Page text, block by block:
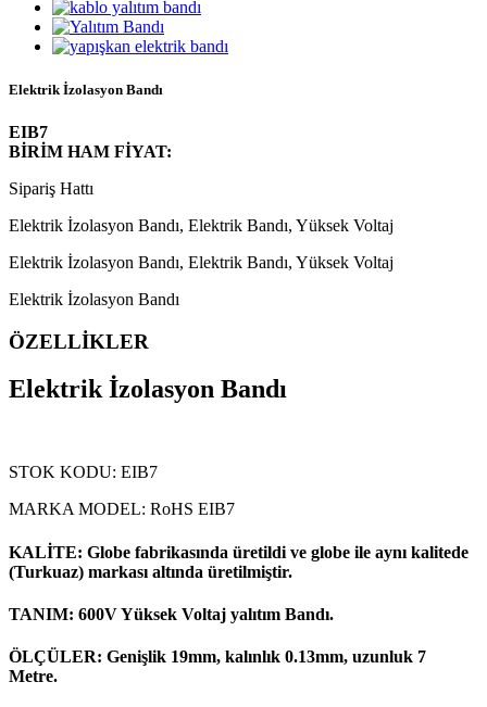
Elektrik İzolasyon Bandı
EIB7
BİRİM HAM FİYAT:
Sipariş Hattı
Elektrik İzolasyon Bandı, Elektrik Bandı, Yüksek Voltaj
Elektrik İzolasyon Bandı, Elektrik Bandı, Yüksek Voltaj
Elektrik İzolasyon Bandı
ÖZELLİKLER
Elektrik İzolasyon Bandı
STOK KODU: EIB7
MARKA MODEL: RoHS EIB7
KALİTE: Globe fabrikasında üretildi ve globe ile aynı kalitede
(Turkuaz) markası altında üretilmiştir.
TANIM: 600V Yüksek Voltaj yalıtım Bandı.
ÖLÇÜLER: Genişlik 19mm, kalınlık 0.13mm, uzunluk 7
Metre.